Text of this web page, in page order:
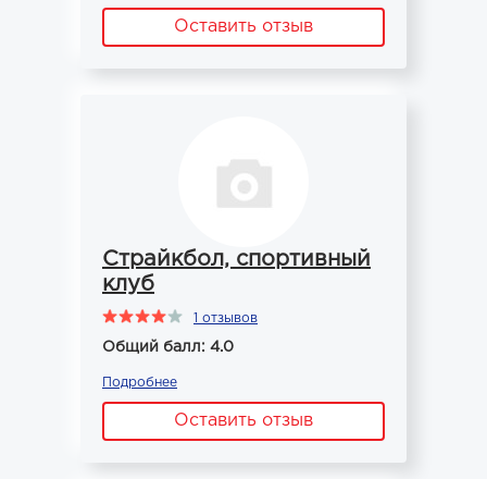
Оставить отзыв
Страйкбол, спортивный
клуб
1 отзывов
Общий балл: 4.0
Подробнее
Оставить отзыв